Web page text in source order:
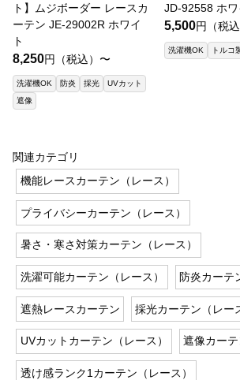
ト】ムジボーダー レースカ
ーテン JE-29002R ホワイ
ト
8,250円（税込）〜
洗濯機OK 防炎 採光
UVカット
遮像
JD-92558 ホワ
5,500円（税
洗濯機OK トルコ
関連カテゴリ
機能レースカーテン（レース）
プライバシーカーテン（レース）
暑さ・寒さ対策カーテン（レース）
洗濯可能カーテン（レース） 防炎カーテ
遮熱レースカーテン 採光カーテン（レー
UVカットカーテン（レース） 遮像カーテ
透け感ランク1カーテン（レース）